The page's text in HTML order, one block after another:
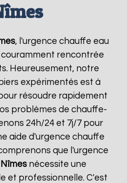
, l'urgence chauffe eau
rencontrée
Heureusement, notre
expérimentés est à
résoudre rapidement
problèmes de chauffe-
24h/24 et 7j/7 pour
aide d'urgence chauffe
que l'urgence
Nîmesnécessite une
et professionnelle. C'est